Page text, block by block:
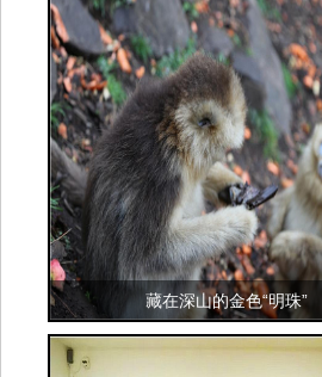
藏在深山的金色“明珠”